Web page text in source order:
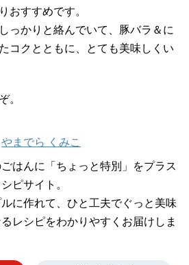
おすすめです。
っかりと絡んでいて、豚バラ＆に
コクとともに、とても美味しくい
。
やまでら くみこ
はんに「ちょっと特別」をプラス
ピサイト。
に作れて、ひと工夫でぐっと美味
るレシピをわかりやすくお届けしま